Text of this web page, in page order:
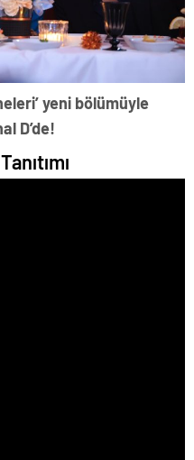
yeni bölümüyle
D’de!